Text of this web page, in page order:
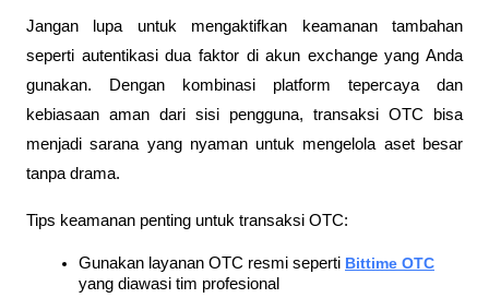
Jangan lupa untuk mengaktifkan keamanan tambahan
seperti autentikasi dua faktor di akun exchange yang Anda
gunakan. Dengan kombinasi platform tepercaya dan
kebiasaan aman dari sisi pengguna, transaksi OTC bisa
menjadi sarana yang nyaman untuk mengelola aset besar
tanpa drama.
Tips keamanan penting untuk transaksi OTC:
Gunakan layanan OTC resmi seperti Bittime OTC
yang diawasi tim profesional